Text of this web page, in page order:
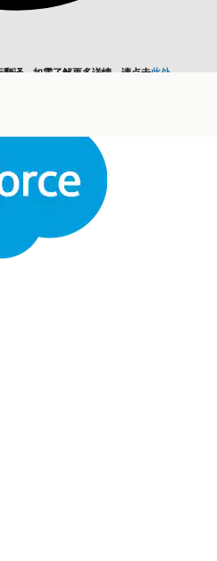
译。如需了解更多详情，请点击此处